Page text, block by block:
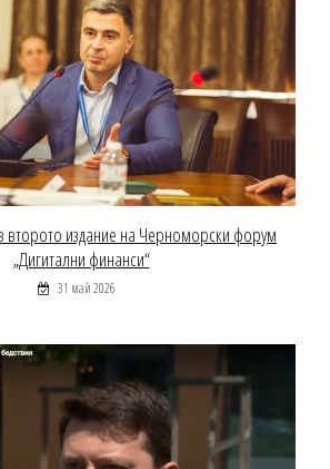
второто издание на Черноморски форум
„Дигитални финанси“
31 май 2026